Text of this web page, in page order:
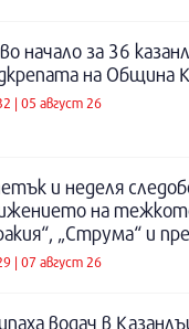
начало за 36
на Община
| 05 август 26
и неделя
на
„Струма“ и
| 07 август 26
водач в